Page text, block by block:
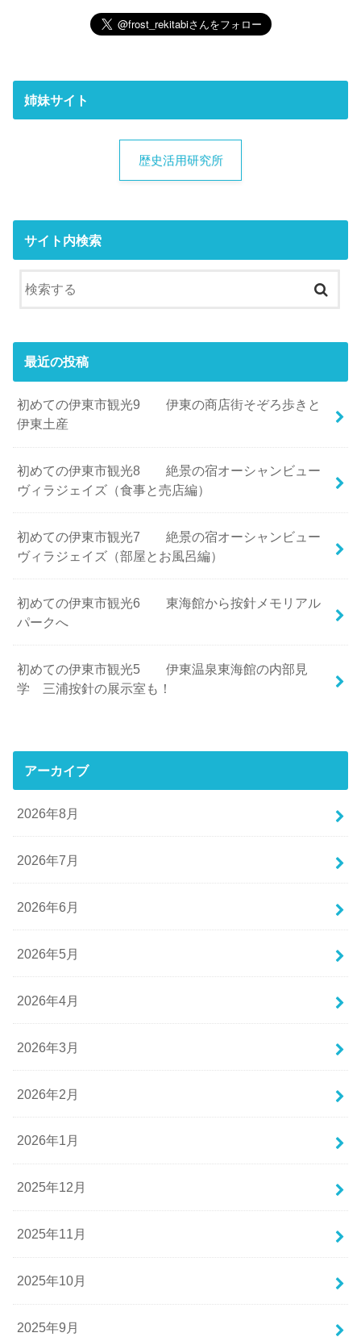
姉妹サイト
歴史活用研究所
サイト内検索
最近の投稿
初めての伊東市観光9 伊東の商店街そぞろ歩きと
伊東土産
初めての伊東市観光8 絶景の宿オーシャンビュー
ヴィラジェイズ（食事と売店編）
初めての伊東市観光7 絶景の宿オーシャンビュー
ヴィラジェイズ（部屋とお風呂編）
初めての伊東市観光6 東海館から按針メモリアル
パークへ
初めての伊東市観光5 伊東温泉東海館の内部見
学 三浦按針の展示室も！
アーカイブ
2026年8月
2026年7月
2026年6月
2026年5月
2026年4月
2026年3月
2026年2月
2026年1月
2025年12月
2025年11月
2025年10月
2025年9月